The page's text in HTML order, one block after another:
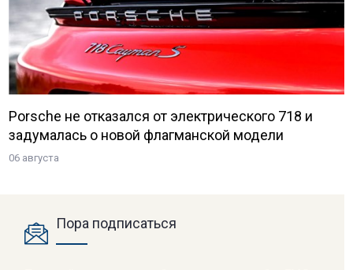
Porsche не отказался от электрического 718 и
задумалась о новой флагманской модели
06 августа
Пора подписаться